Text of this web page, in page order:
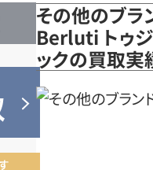
その他のブラ
Berluti トゥジ
ックの買取実